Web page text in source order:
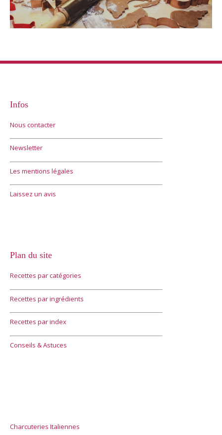
Infos
Nous contacter
Newsletter
Les mentions légales
Laissez un avis
Plan du site
Recettes par catégories
Recettes par ingrédients
Recettes par index
Conseils & Astuces
Charcuteries Italiennes